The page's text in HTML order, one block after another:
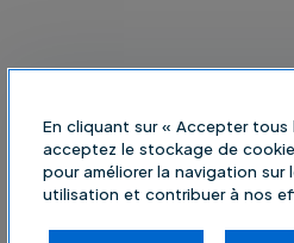
En cliquant sur « Accepter tous
acceptez le stockage de
pour améliorer la navigation sur
utilisation et contribuer à nos